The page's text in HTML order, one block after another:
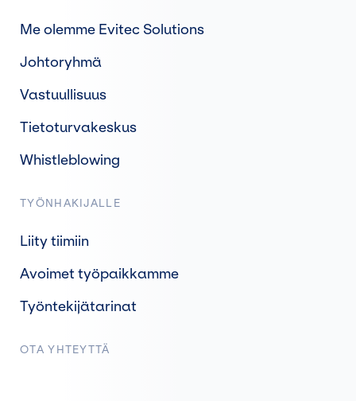
Me olemme Evitec Solutions
Johtoryhmä
Vastuullisuus
Tietoturvakeskus
Whistleblowing
TYÖNHAKIJALLE
Liity tiimiin
Avoimet työpaikkamme
Työntekijätarinat
OTA YHTEYTTÄ